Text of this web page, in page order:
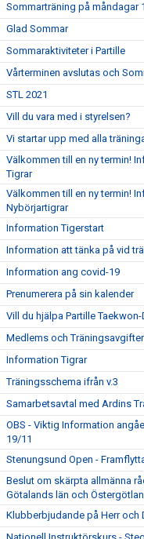
Sommarträning på måndagar
Glad Sommar
Sommaraktiviteter i Partille
Vårterminen avslutas och
STL 2021
Vill du vara med i styrelsen?
Vi startar upp med alla
Välkommen till en ny termin!
Tigrar
Välkommen till en ny termin!
Nybörjartigrar
Information Tigerstart
Information att tänka på vid
Information ang covid-19
Prenumerera på sin kalender
Vill du hjälpa Partille Taekwon-
Medlems och
Information Tigrar
Träningsschema ifrån v.3
Samarbetsavtal med Ardins
OBS - Viktig Information
19/11
Stenungsund Open -
Beslut om skärpta allmänna
Götalands län och
Klubberbjudande på Herr och